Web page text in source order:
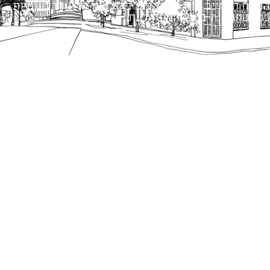
הנוסח המחייב הוא זה הקבוע בהוראות הדין הרלוונטיות
כפי שתהיינה בתוקף מעת לעת.